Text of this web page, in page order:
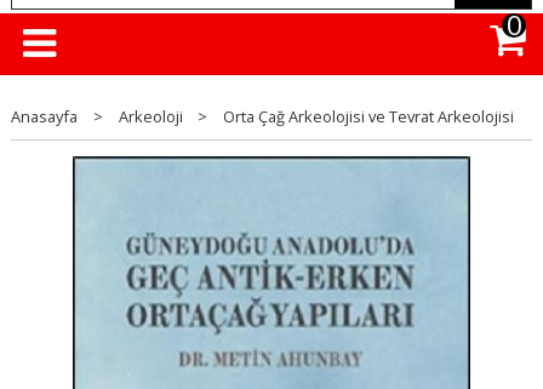
0
Anasayfa > Arkeoloji > Orta Çağ Arkeolojisi ve Tevrat Arkeolojisi